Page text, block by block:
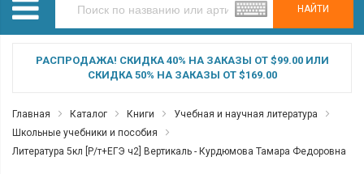
НАЙТИ
РАСПРОДАЖА! СКИДКА 40% НА ЗАКАЗЫ ОТ $99.00 ИЛИ
СКИДКА 50% НА ЗАКАЗЫ ОТ $169.00
Главная Каталог Книги
Учебная и научная литература
Школьные учебники и пособия
Литература 5кл [Р/т+ЕГЭ ч2] Вертикаль - Курдюмова Тамара Федоровна